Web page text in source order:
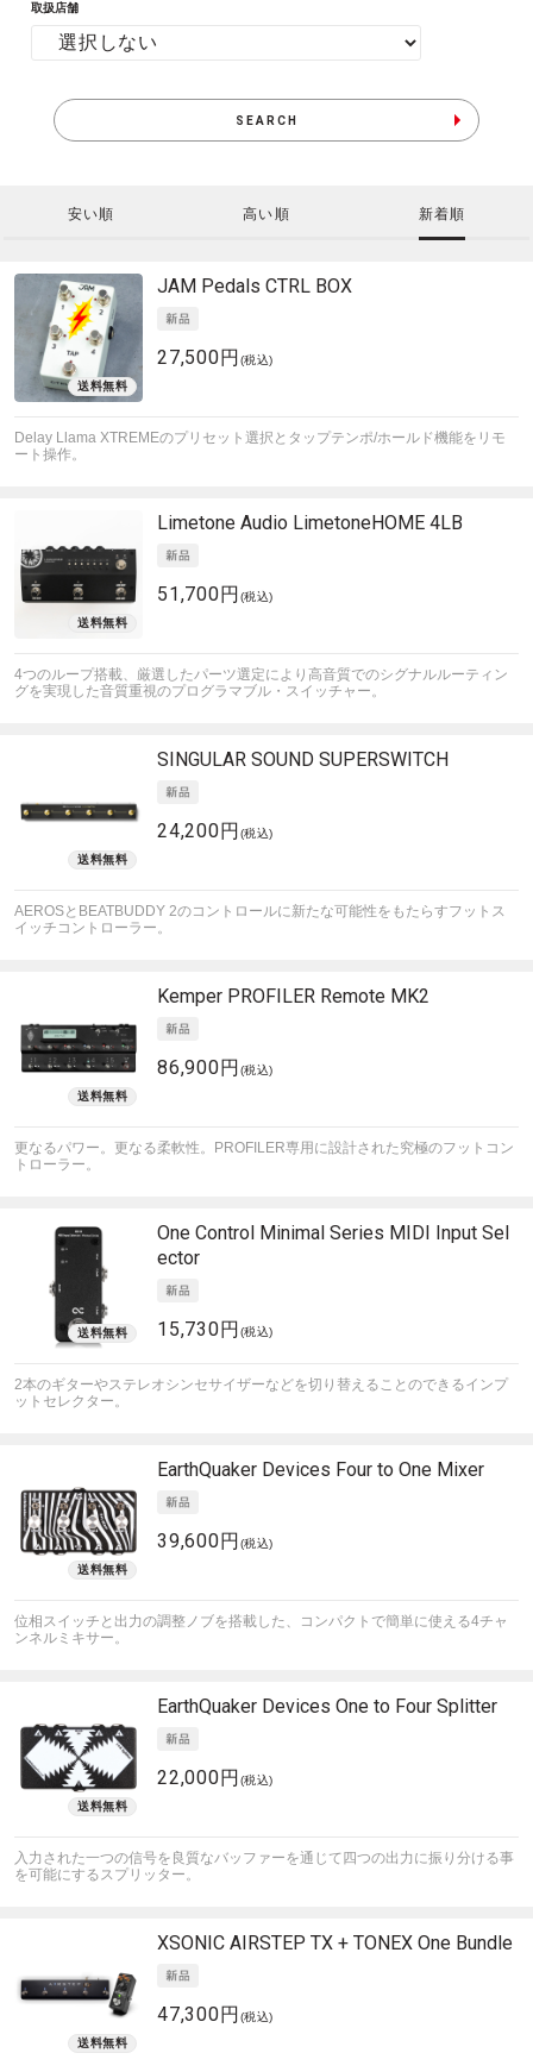
取扱店舗
SEARCH
安い順 高い順 新着順
JAM Pedals CTRL BOX
27,500円 (税込)
Delay Llama XTREMEのプリセット選択とタップテンポ/ホールド機能をリモ
ート操作。
Limetone Audio LimetoneHOME 4LB
51,700円 (税込)
4つのループ搭載、厳選したパーツ選定により高音質でのシグナルルーティン
グを実現した音質重視のプログラマブル・スイッチャー。
SINGULAR SOUND SUPERSWITCH
24,200円 (税込)
AEROSとBEATBUDDY 2のコントロールに新たな可能性をもたらすフットス
イッチコントローラー。
Kemper PROFILER Remote MK2
86,900円 (税込)
更なるパワー。更なる柔軟性。PROFILER専用に設計された究極のフットコン
トローラー。
One Control Minimal Series MIDI Input Sel
ector
15,730円 (税込)
2本のギターやステレオシンセサイザーなどを切り替えることのできるインプ
ットセレクター。
EarthQuaker Devices Four to One Mixer
39,600円 (税込)
位相スイッチと出力の調整ノブを搭載した、コンパクトで簡単に使える4チャ
ンネルミキサー。
EarthQuaker Devices One to Four Splitter
22,000円 (税込)
入力された一つの信号を良質なバッファーを通じて四つの出力に振り分ける事
を可能にするスプリッター。
XSONIC AIRSTEP TX + TONEX One Bundle
47,300円 (税込)